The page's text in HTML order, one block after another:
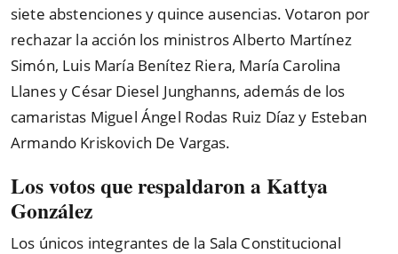
siete abstenciones y quince ausencias. Votaron por
rechazar la acción los ministros Alberto Martínez
Simón, Luis María Benítez Riera, María Carolina
Llanes y César Diesel Junghanns, además de los
camaristas Miguel Ángel Rodas Ruiz Díaz y Esteban
Armando Kriskovich De Vargas.
Los votos que respaldaron a Kattya
González
Los únicos integrantes de la Sala Constitucional